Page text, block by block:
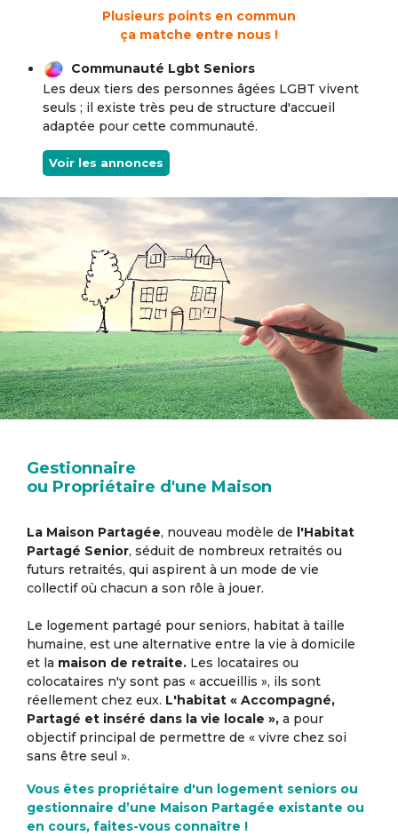
Plusieurs points en commun
ça matche entre nous !
Communauté Lgbt Seniors
Les deux tiers des personnes âgées LGBT vivent
seuls ; il existe très peu de structure d'accueil
adaptée pour cette communauté.
Voir les annonces
Gestionnaire
ou Propriétaire d'une Maison
La Maison Partagée, nouveau modèle de l'Habitat
Partagé Senior, séduit de nombreux retraités ou
futurs retraités, qui aspirent à un mode de vie
collectif où chacun a son rôle à jouer.
Le logement partagé pour seniors, habitat à taille
humaine, est une alternative entre la vie à domicile
et la maison de retraite. Les locataires ou
colocataires n'y sont pas « accueillis », ils sont
réellement chez eux. L'habitat « Accompagné,
Partagé et inséré dans la vie locale », a pour
objectif principal de permettre de « vivre chez soi
sans être seul ».
Vous êtes propriétaire d'un logement seniors ou
gestionnaire d’une Maison Partagée existante ou
en cours, faites-vous connaître !